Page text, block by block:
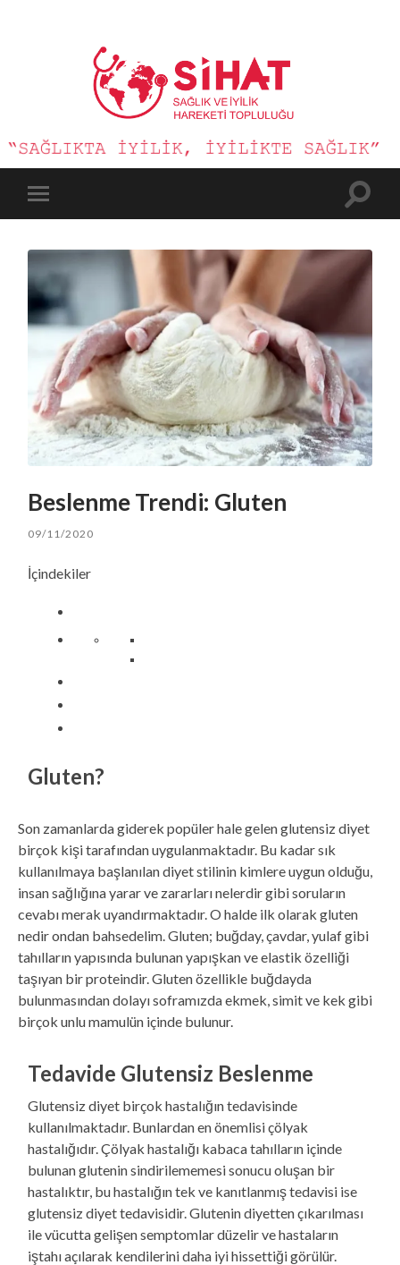
Sağlık
ve
İyilik
mobile
Toggle
Beslenme Trendi: Gluten
09/11/2020
İçindekiler
Gluten?
Son zamanlarda giderek popüler hale gelen glutensiz diyet
birçok kişi tarafından uygulanmaktadır. Bu kadar sık
kullanılmaya başlanılan diyet stilinin kimlere uygun olduğu,
insan sağlığına yarar ve zararları nelerdir gibi soruların
cevabı merak uyandırmaktadır. O halde ilk olarak gluten
nedir ondan bahsedelim. Gluten; buğday, çavdar, yulaf gibi
tahılların yapısında bulunan yapışkan ve elastik özelliği
taşıyan bir proteindir. Gluten özellikle buğdayda
bulunmasından dolayı soframızda ekmek, simit ve kek gibi
birçok unlu mamulün içinde bulunur.
Tedavide Glutensiz Beslenme
Glutensiz diyet birçok hastalığın tedavisinde
kullanılmaktadır. Bunlardan en önemlisi çölyak
hastalığıdır. Çölyak hastalığı kabaca tahılların içinde
bulunan glutenin sindirilememesi sonucu oluşan bir
hastalıktır, bu hastalığın tek ve kanıtlanmış tedavisi ise
glutensiz diyet tedavisidir. Glutenin diyetten çıkarılması
ile vücutta gelişen semptomlar düzelir ve hastaların
iştahı açılarak kendilerini daha iyi hissettiği görülür.